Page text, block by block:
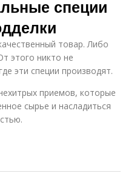
специи
товар. Либо
этого никто не
эти специи производят.
приемов, которые
сырье и насладиться